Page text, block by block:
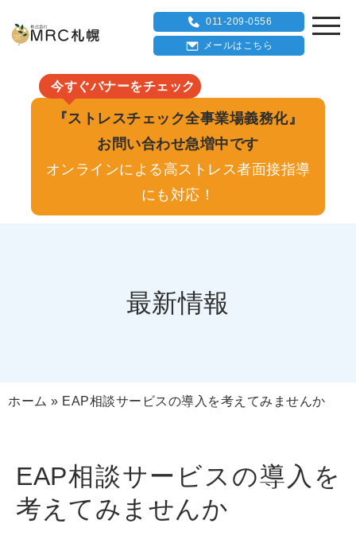
011-209-0556
メールはこちら
今すぐバナーをチェック
『ストレスチェック全事業場義務化』
お問い合わせ急増中です
オンラインによる高ストレス者面接指導
にも対応！
最新情報
ホーム » EAP相談サービスの導入を考えてみませんか
EAP相談サービスの導入を
考えてみませんか